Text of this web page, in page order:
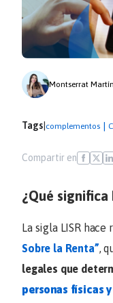
Montserrat Martín
Tags complementos
Compartir en
¿Qué significa
La sigla LISR
Sobre la Renta”,
legales que
personas físicas